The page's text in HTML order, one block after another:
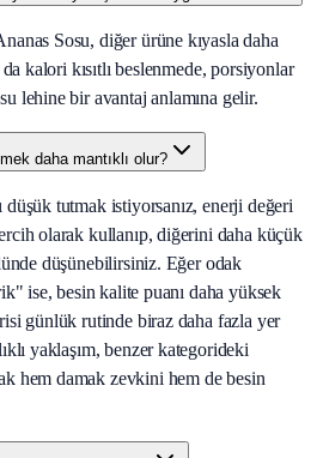
Sosu, diğer ürüne kıyasla daha
kalori kısıtlı beslenmede, porsiyonlar
lehine bir avantaj anlamına gelir.
daha mantıklı olur?
düşük tutmak istiyorsanız, enerji değeri
olarak kullanıp, diğerini daha küçük
düşünebilirsiniz. Eğer odak
ise, besin kalite puanı daha yüksek
günlük rutinde biraz daha fazla yer
yaklaşım, benzer kategorideki
hem damak zevkini hem de besin